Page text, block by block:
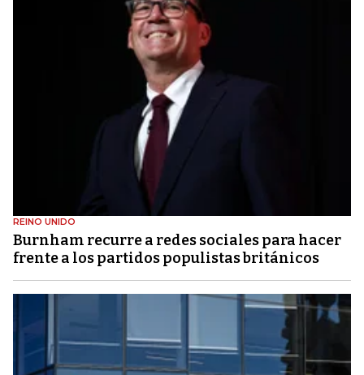
REINO UNIDO
Burnham recurre a redes sociales para hacer
frente a los partidos populistas británicos